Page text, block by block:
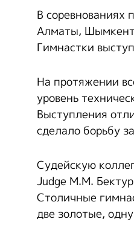
В соревнованиях
Алматы,
Гимнастки
На протяжении
уровень
Выступления
сделало борьбу
Судейскую
Judge М.М.
Столичные
две золотые,